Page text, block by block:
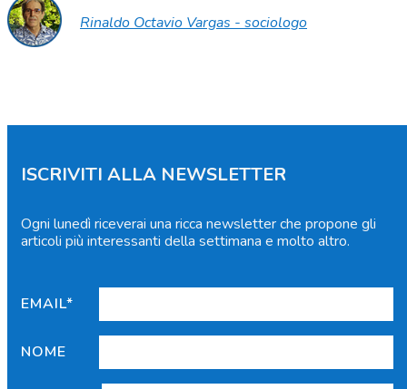
Rinaldo Octavio Vargas - sociologo
ISCRIVITI ALLA NEWSLETTER
Ogni lunedì riceverai una ricca newsletter che propone gli
articoli più interessanti della settimana e molto altro.
EMAIL*
NOME